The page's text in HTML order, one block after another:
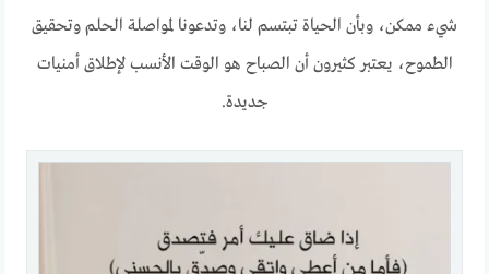
شيء ممكن، وبأن الحياة تبتسم لنا، وتدعونا لمواصلة الحلم وتحقيق
الطموح، يعتبر كثيرون أن الصباح هو الوقت الأنسب لإطلاق أمنيات
جديدة.